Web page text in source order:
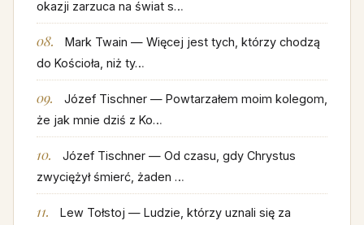
okazji zarzuca na świat s…
Mark Twain — Więcej jest tych, którzy chodzą
do Kościoła, niż ty…
Józef Tischner — Powtarzałem moim kolegom,
że jak mnie dziś z Ko…
Józef Tischner — Od czasu, gdy Chrystus
zwyciężył śmierć, żaden …
Lew Tołstoj — Ludzie, którzy uznali się za